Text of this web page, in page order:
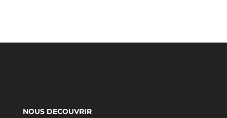
NOUS DECOUVRIR